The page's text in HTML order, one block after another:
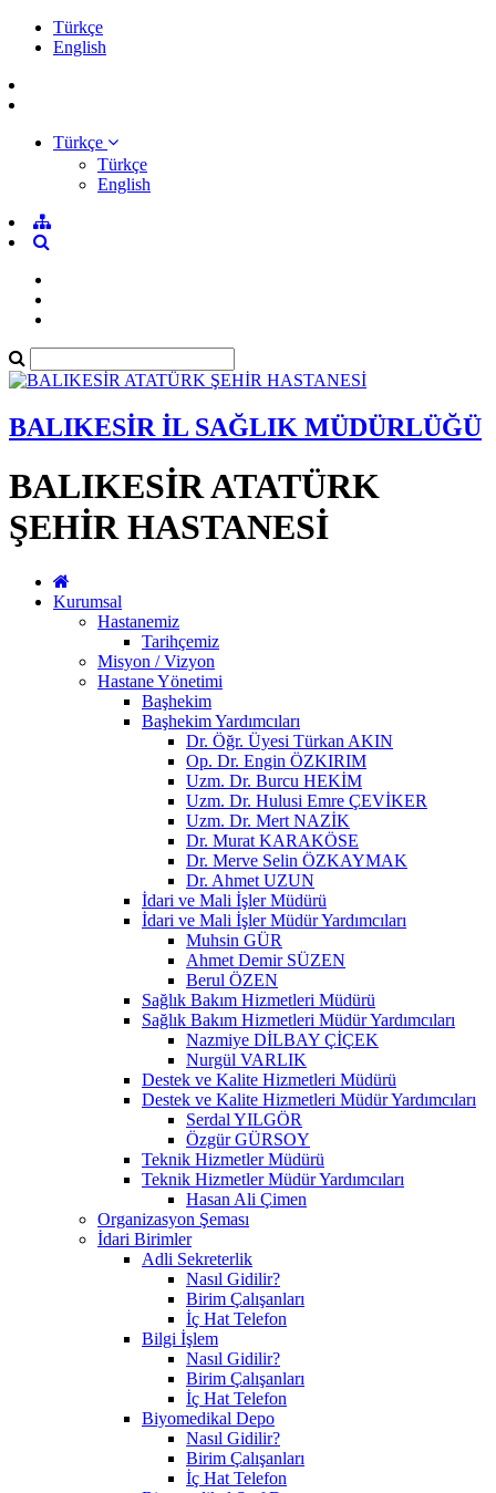
Türkçe
English
Türkçe
Türkçe
English
BALIKESİR İL SAĞLIK MÜDÜRLÜĞÜ
BALIKESİR ATATÜRK
ŞEHİR HASTANESİ
Kurumsal
Hastanemiz
Tarihçemiz
Misyon / Vizyon
Hastane Yönetimi
Başhekim
Başhekim Yardımcıları
Dr. Öğr. Üyesi Türkan AKIN
Op. Dr. Engin ÖZKIRIM
Uzm. Dr. Burcu HEKİM
Uzm. Dr. Hulusi Emre ÇEVİKER
Uzm. Dr. Mert NAZİK
Dr. Murat KARAKÖSE
Dr. Merve Selin ÖZKAYMAK
Dr. Ahmet UZUN
İdari ve Mali İşler Müdürü
İdari ve Mali İşler Müdür Yardımcıları
Muhsin GÜR
Ahmet Demir SÜZEN
Berul ÖZEN
Sağlık Bakım Hizmetleri Müdürü
Sağlık Bakım Hizmetleri Müdür Yardımcıları
Nazmiye DİLBAY ÇİÇEK
Nurgül VARLIK
Destek ve Kalite Hizmetleri Müdürü
Destek ve Kalite Hizmetleri Müdür Yardımcıları
Serdal YILGÖR
Özgür GÜRSOY
Teknik Hizmetler Müdürü
Teknik Hizmetler Müdür Yardımcıları
Hasan Ali Çimen
Organizasyon Şeması
İdari Birimler
Adli Sekreterlik
Nasıl Gidilir?
Birim Çalışanları
İç Hat Telefon
Bilgi İşlem
Nasıl Gidilir?
Birim Çalışanları
İç Hat Telefon
Biyomedikal Depo
Nasıl Gidilir?
Birim Çalışanları
İç Hat Telefon